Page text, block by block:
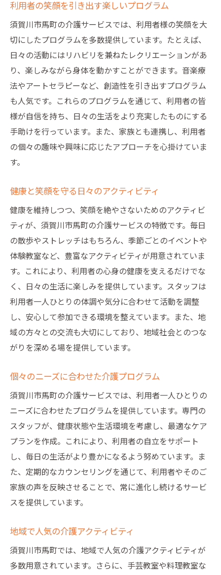
利用者の笑顔を引き出す楽しいプログラム
須賀川市馬町の介護サービスでは、利用者様の笑顔を大
切にしたプログラムを多数提供しています。たとえば、
日々の活動にはリハビリを兼ねたレクリエーションがあ
り、楽しみながら身体を動かすことができます。音楽療
法やアートセラピーなど、創造性を引き出すプログラム
も人気です。これらのプログラムを通じて、利用者の皆
様が自信を持ち、日々の生活をより充実したものにする
手助けを行っています。また、家族とも連携し、利用者
の個々の趣味や興味に応じたアプローチを心掛けていま
す。
健康と笑顔を守る日々のアクティビティ
健康を維持しつつ、笑顔を絶やさないためのアクティビ
ティが、須賀川市馬町の介護サービスの特徴です。毎日
の散歩やストレッチはもちろん、季節ごとのイベントや
体験教室など、豊富なアクティビティが用意されていま
す。これにより、利用者の心身の健康を支えるだけでな
く、日々の生活に楽しみを提供しています。スタッフは
利用者一人ひとりの体調や気分に合わせて活動を調整
し、安心して参加できる環境を整えています。また、地
域の方々との交流も大切にしており、地域社会とのつな
がりを深める場を提供しています。
個々のニーズに合わせた介護プログラム
須賀川市馬町の介護サービスでは、利用者一人ひとりの
ニーズに合わせたプログラムを提供しています。専門の
スタッフが、健康状態や生活環境を考慮し、最適なケア
プランを作成。これにより、利用者の自立をサポート
し、毎日の生活がより豊かになるよう努めています。ま
た、定期的なカウンセリングを通じて、利用者やそのご
家族の声を反映させることで、常に進化し続けるサービ
スを提供しています。
地域で人気の介護アクティビティ
須賀川市馬町では、地域で人気の介護アクティビティが
多数用意されています。さらに、手芸教室や料理教室な